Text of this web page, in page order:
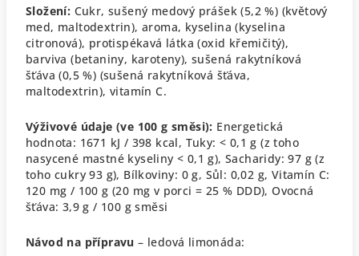
Složení: Cukr, sušený medový prášek (5,2 %) (květový
med, maltodextrin), aroma, kyselina (kyselina
citronová), protispékavá látka (oxid křemičitý),
barviva (betaniny, karoteny), sušená rakytníková
šťáva (0,5 %) (sušená rakytníková šťáva,
maltodextrin), vitamín C.
Výživové údaje (ve 100 g směsi): Energetická
hodnota: 1671 kJ / 398 kcal, Tuky: < 0,1 g (z toho
nasycené mastné kyseliny < 0,1 g), Sacharidy: 97 g (z
toho cukry 93 g), Bílkoviny: 0 g, Sůl: 0,02 g, Vitamín C:
120 mg / 100 g (20 mg v porci = 25 % DDD),Ovocná
šťáva: 3,9 g / 100 g směsi
Návod na přípravu – ledová limonáda: